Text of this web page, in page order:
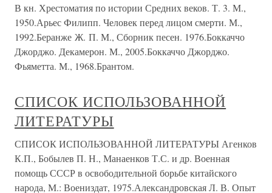
В кн. Хрестоматия по истории Средних веков. Т. 3. М.,
1950.Арьес Филипп. Человек перед лицом смерти. М.,
1992.Беранже Ж. П. М., Сборник песен. 1976.Боккаччо
Джорджо. Декамерон. М., 2005.Боккаччо Джорджо.
Фьяметта. М., 1968.Брантом.
СПИСОК ИСПОЛЬЗОВАННОЙ
ЛИТЕРАТУРЫ
СПИСОК ИСПОЛЬЗОВАННОЙ ЛИТЕРАТУРЫ Агенков
К.П., Бобылев П. Н., Манаенков Т.С. и др. Военная
помощь СССР в освободительной борьбе китайского
народа, М.: Воениздат, 1975.Александровская Л. В. Опыт